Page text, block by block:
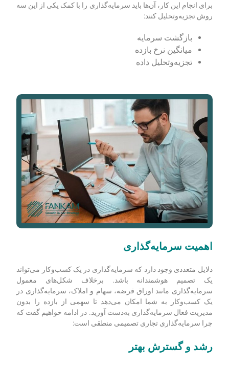
برای انجام این کار، آن‌ها باید سرمایه‌گذاری را با کمک یکی از این سه
روش تجزیه‌وتحلیل کنند:
بازگشت سرمایه
میانگین نرخ بازده
تجزیهوتحلیل داده
اهمیت سرمایه‌گذاری
دلایل متعددی وجود دارد که سرمایه‌گذاری در یک کسب‌و‌کار می‌تواند
یک تصمیم هوشمندانه باشد. برخلاف شکل‌های معمول
سرمایه‌گذاری مانند اوراق قرضه، سهام و املاک، سرمایه‌گذاری در
یک کسب‌وکار به شما امکان می‌دهد تا سهمی از بازده را بدون
مدیریت فعال سرمایه‌گذاری به‌دست آورید. در ادامه خواهیم گفت که
چرا سرمایه‌گذاری تجاری تصمیمی منطقی است:
رشد و گسترش بهتر